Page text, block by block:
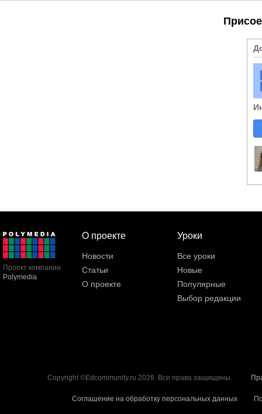
Проект компании
Polymedia
О проекте
Новости
Статьи
О проекте
Уроки
Все уроки
Новые
Популярные
Выбор редакции
Copyright ©Edcommunity.ru 2026. Все права защищены.
Соглашение на обработку персональных данных